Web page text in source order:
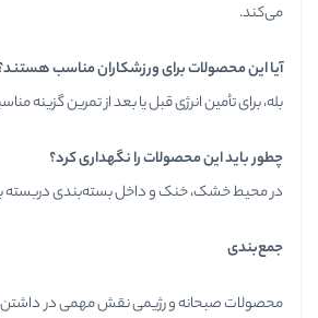
می‌کند.
آیا این محصولات برای ورزشکاران مناسب
بله، برای تأمین انرژی قبل یا بعد از تمرین
چطور باید این محصولات را نگهداری کرد؟
در محیط خشک، خنک و داخل بسته‌بندی دربسته
جمع‌بندی
محصولات صبحانه و رژیمی نقش مهمی در